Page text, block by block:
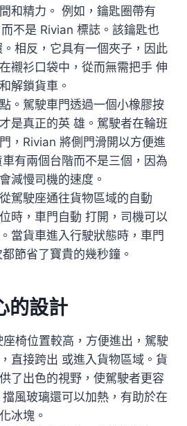
和精力。 例如，鑰匙圈帶有
不是 Rivian 標誌。該鑰匙也
相反，它具有一個夾子，因此
襯衫口袋中，從而無需把手 伸
解鎖貨車。
。駕駛車門透過一個小橡膠按
是真正的英 雄。駕駛者在輪班
，Rivian 將側門滑開以方便進
有兩個台階而不是三個，因為
減慢司機的速度。
駕駛座通往貨物區域的自動
時，車門自動 打開，司機可以
當貨車進入行駛狀態時，車門
節省了寶貴的幾秒鐘。
的設計
椅位置較高，方便進出，駕駛
直接跨出 或進入貨物區域。貨
了出色的視野，使駕駛者更容
風玻璃還可以加熱，有助於在
冰塊。